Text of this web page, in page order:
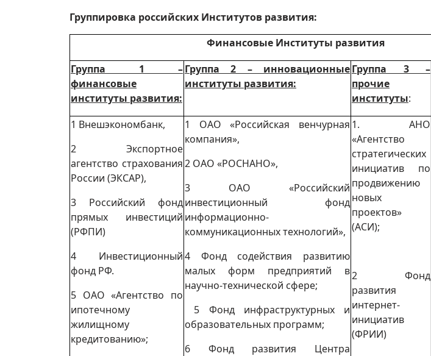
Группировка российских Институтов развития:
Финансовые Институты развития
Группа 1 –
финансовые
институты развития:
Группа 2 – инновационные
институты развития:
Группа 3 –
прочие
институты:
1 Внешэкономбанк,
2 Экспортное
агентство страхования
России (ЭКСАР),
3 Российский фонд
прямых инвестиций
(РФПИ)
4 Инвестиционный
фонд РФ.
5 ОАО «Агентство по
ипотечному
жилищному
кредитованию»;
1 ОАО «Российская венчурная
компания»,
2 ОАО «РОСНАНО»,
3 ОАО «Российский
инвестиционный фонд
информационно-
коммуникационных технологий»,
4 Фонд содействия развитию
малых форм предприятий в
научно-технической сфере;
5 Фонд инфраструктурных и
образовательных программ;
6 Фонд развития Центра
1. АНО
«Агентство
стратегических
инициатив по
продвижению
новых
проектов»
(АСИ);
2 Фонд
развития
интернет-
инициатив
(ФРИИ)